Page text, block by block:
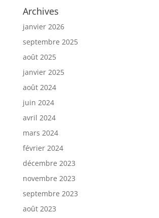
Archives
janvier 2026
septembre 2025
août 2025
janvier 2025
août 2024
juin 2024
avril 2024
mars 2024
février 2024
décembre 2023
novembre 2023
septembre 2023
août 2023